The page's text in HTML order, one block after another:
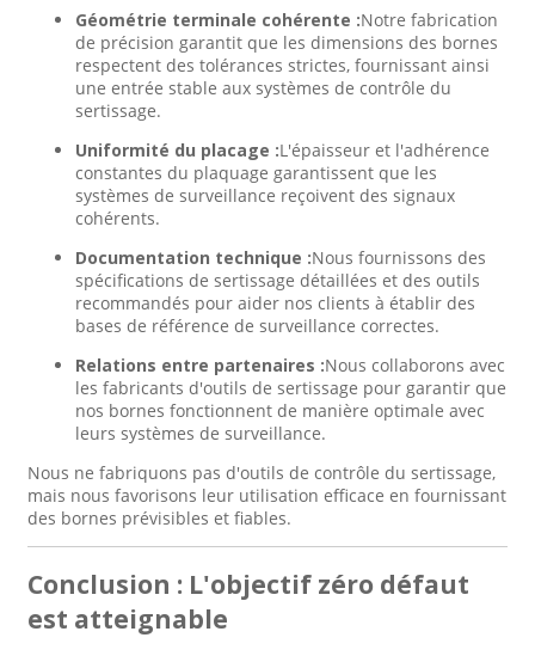
Géométrie terminale cohérente :Notre fabrication
de précision garantit que les dimensions des bornes
respectent des tolérances strictes, fournissant ainsi
une entrée stable aux systèmes de contrôle du
sertissage.
Uniformité du placage :L'épaisseur et l'adhérence
constantes du plaquage garantissent que les
systèmes de surveillance reçoivent des signaux
cohérents.
Documentation technique :Nous fournissons des
spécifications de sertissage détaillées et des outils
recommandés pour aider nos clients à établir des
bases de référence de surveillance correctes.
Relations entre partenaires :Nous collaborons avec
les fabricants d'outils de sertissage pour garantir que
nos bornes fonctionnent de manière optimale avec
leurs systèmes de surveillance.
Nous ne fabriquons pas d'outils de contrôle du sertissage,
mais nous favorisons leur utilisation efficace en fournissant
des bornes prévisibles et fiables.
Conclusion : L'objectif zéro défaut
est atteignable